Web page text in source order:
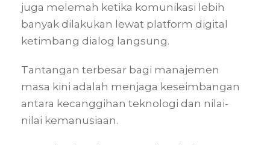
juga melemah ketika komunikasi lebih
banyak dilakukan lewat platform digital
ketimbang dialog langsung.
Tantangan terbesar bagi manajemen
masa kini adalah menjaga keseimbangan
antara kecanggihan teknologi dan nilai-
nilai kemanusiaan.